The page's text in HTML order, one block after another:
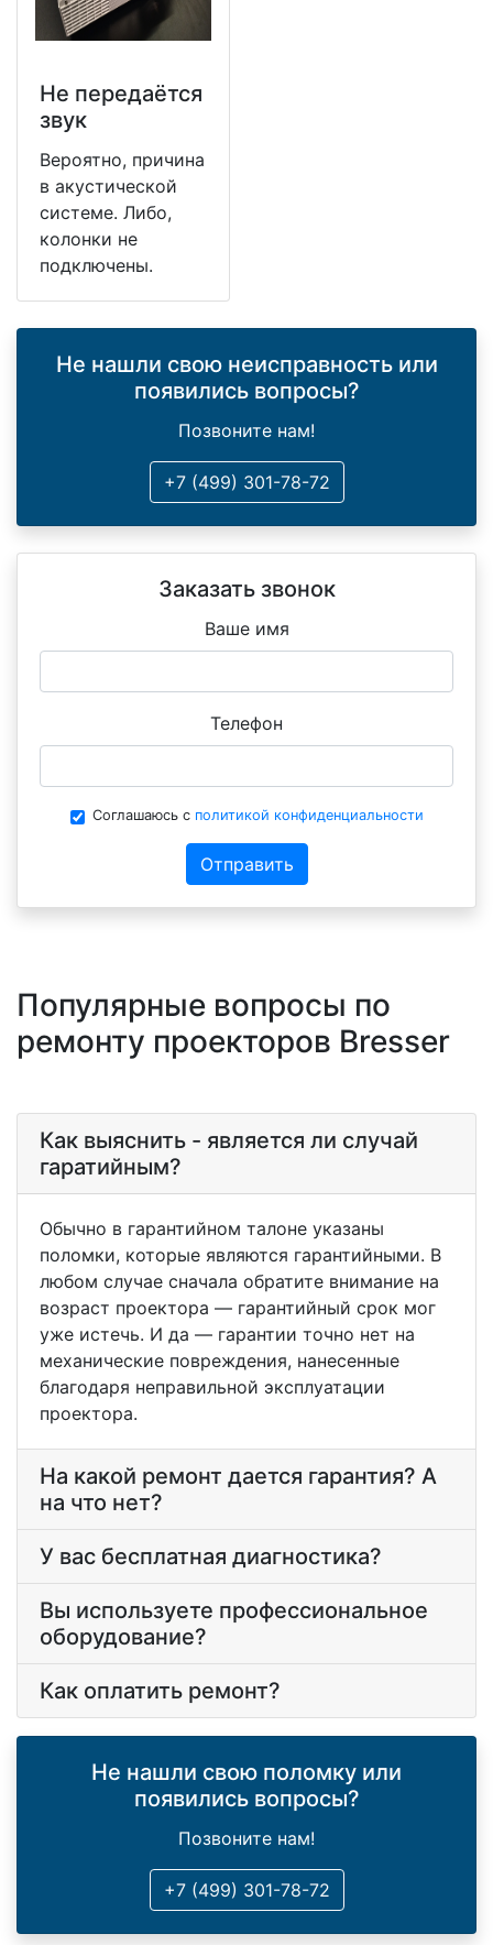
Не передаётся
звук
Вероятно, причина
в акустической
системе. Либо,
колонки не
подключены.
Не нашли свою неисправность или
появились вопросы?
Позвоните нам!
+7 (499) 301-78-72
Заказать звонок
Ваше имя
Телефон
Соглашаюсь с политикой конфиденциальности
Отправить
Популярные вопросы по
ремонту проекторов Bresser
Как выяснить - является ли случай
гаратийным?
Обычно в гарантийном талоне указаны
поломки, которые являются гарантийными. В
любом случае сначала обратите внимание на
возраст проектора — гарантийный срок мог
уже истечь. И да — гарантии точно нет на
механические повреждения, нанесенные
благодаря неправильной эксплуатации
проектора.
На какой ремонт дается гарантия? А
на что нет?
У вас бесплатная диагностика?
Вы используете профессиональное
оборудование?
Как оплатить ремонт?
Не нашли свою поломку или
появились вопросы?
Позвоните нам!
+7 (499) 301-78-72